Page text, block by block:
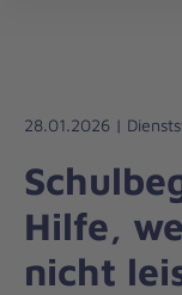
28.01.2026 |
Hilfe,
nicht